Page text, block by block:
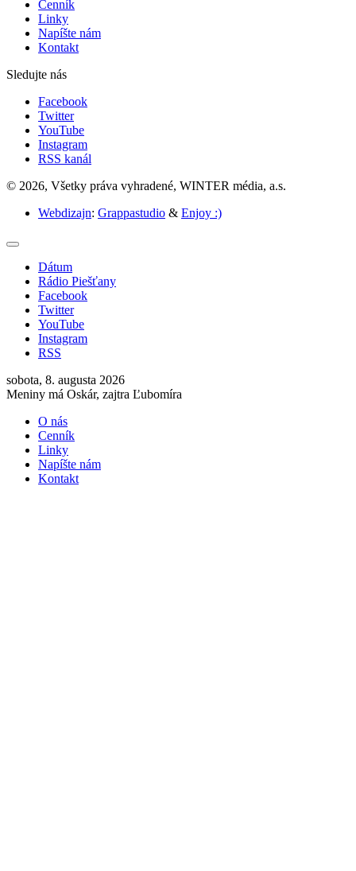
Cenník
Linky
Napíšte nám
Kontakt
Sledujte nás
Facebook
Twitter
YouTube
Instagram
RSS kanál
© 2026, Všetky práva vyhradené, WINTER média, a.s.
Webdizajn: Grappastudio & Enjoy :)
Dátum
Rádio Piešťany
Facebook
Twitter
YouTube
Instagram
RSS
sobota, 8. augusta 2026
Meniny má Oskár, zajtra Ľubomíra
O nás
Cenník
Linky
Napíšte nám
Kontakt